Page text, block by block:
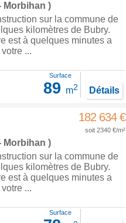
Morbihan )
sur la commune de
kilomètres de Bubry.
est à quelques minutes a
...
Surface
89 m2 Détails
182 634 €
soit 2340 €/m²
Morbihan )
sur la commune de
kilomètres de Bubry.
est à quelques minutes a
...
Surface